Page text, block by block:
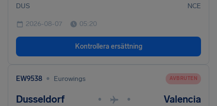
DUS NCE
2026-08-07 05:20
Kontrollera ersättning
EW9538 • Eurowings AVBRUTEN
Dusseldorf • • Valencia